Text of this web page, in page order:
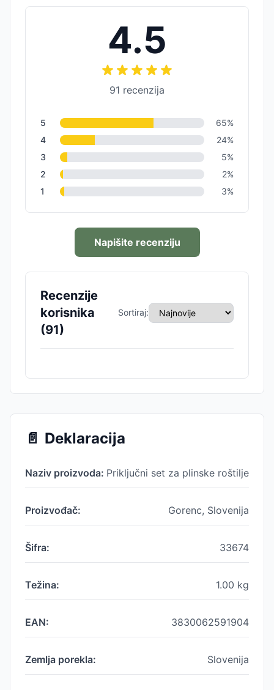
4.5
91 recenzija
5 65%
4
24%
3
5%
2
2%
1
3%
Napišite recenziju
Recenzije
korisnika
(91)
Sortiraj:
📄 Deklaracija
Naziv proizvoda: Priključni set za plinske roštilje
Proizvođač: Gorenc, Slovenija
Šifra: 33674
Težina: 1.00 kg
EAN: 3830062591904
Zemlja porekla: Slovenija